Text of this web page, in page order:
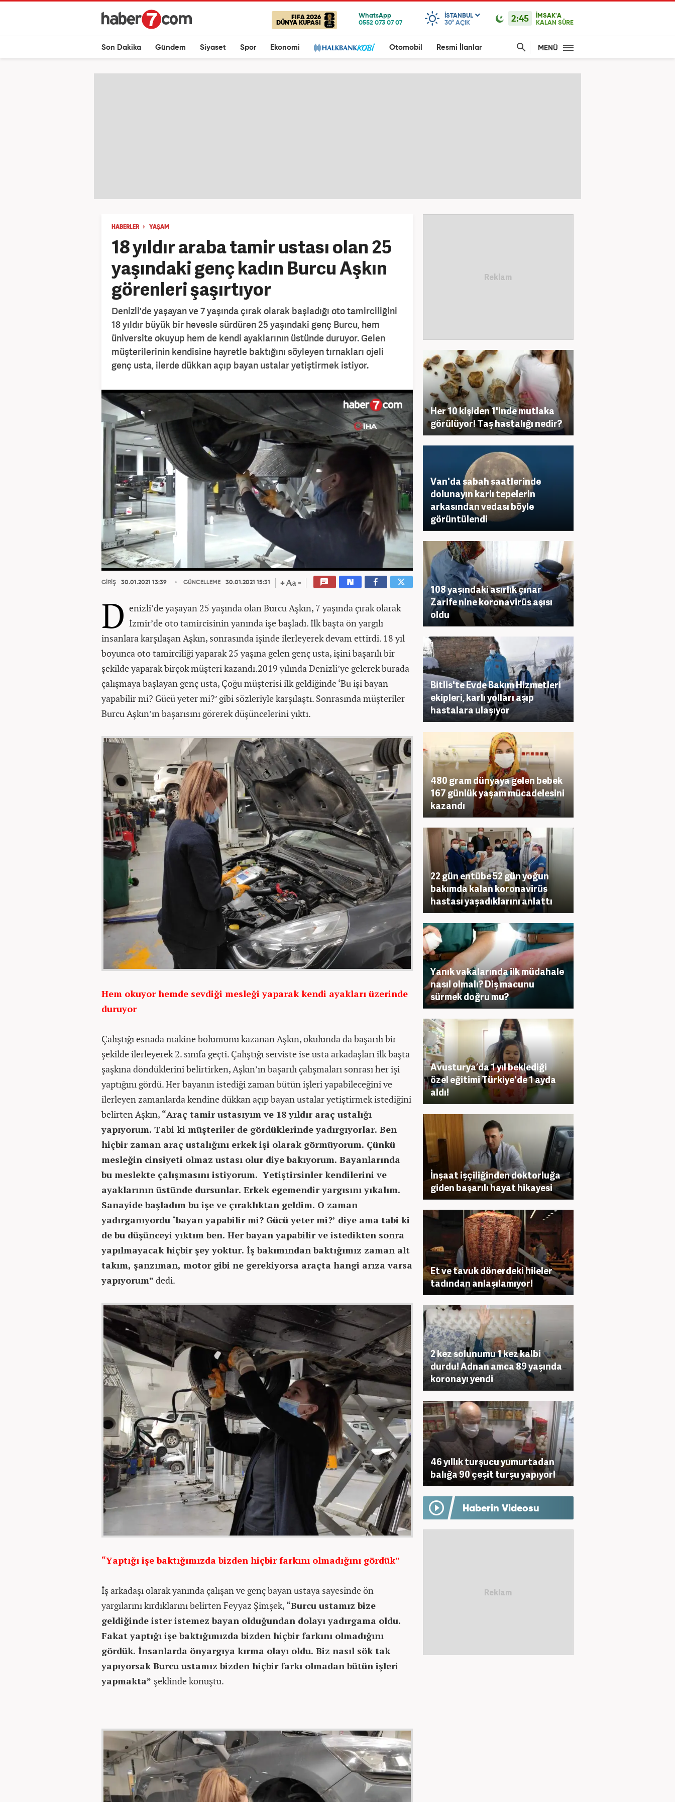
FIFA 2026
DÜNYA KUPASI
ISTANBUL
30° AÇIK 2:45
İMSAK'A
KALAN SÜRE
Son Dakika Gündem Siyaset Spor Ekonomi Otomobil Resmi İlanlar MENÜ
HABERLER YAŞAM
18 yıldır araba tamir ustası olan 25
yaşındaki genç kadın Burcu Aşkın
görenleri şaşırtıyor
Denizli'de yaşayan ve 7 yaşında çırak olarak başladığı oto tamirciliğini
18 yıldır büyük bir hevesle sürdüren 25 yaşındaki genç Burcu, hem
üniversite okuyup hem de kendi ayaklarının üstünde duruyor. Gelen
müşterilerinin kendisine hayretle baktığını söyleyen tırnakları ojeli
genç usta, ilerde dükkan açıp bayan ustalar yetiştirmek istiyor.
GİRİŞ 30.01.2021 13:39 GÜNCELLEME 30.01.2021 15:31
D enizli’de yaşayan 25 yaşında olan Burcu Aşkın, 7 yaşında çırak olarak
İzmir’de oto tamircisinin yanında işe başladı. İlk başta ön yargılı
insanlara karşılaşan Aşkın, sonrasında işinde ilerleyerek devam ettirdi. 18 yıl
boyunca oto tamirciliği yaparak 25 yaşına gelen genç usta, işini başarılı bir
şekilde yaparak birçok müşteri kazandı.2019 yılında Denizli’ye gelerek burada
çalışmaya başlayan genç usta, Çoğu müşterisi ilk geldiğinde ‘Bu işi bayan
yapabilir mi? Gücü yeter mi?’ gibi sözleriyle karşılaştı. Sonrasında müşteriler
Burcu Aşkın’ın başarısını görerek düşüncelerini yıktı.
Hem okuyor hemde sevdiği mesleği yaparak kendi ayakları üzerinde
duruyor
Çalıştığı esnada makine bölümünü kazanan Aşkın, okulunda da başarılı bir
şekilde ilerleyerek 2. sınıfa geçti. Çalıştığı serviste ise usta arkadaşları ilk başta
şaşkına döndüklerini belirtirken, Aşkın’ın başarılı çalışmaları sonrası her işi
yaptığını gördü. Her bayanın istediği zaman bütün işleri yapabileceğini ve
ilerleyen zamanlarda kendine dükkan açıp bayan ustalar yetiştirmek istediğini
belirten Aşkın, “Araç tamir ustasıyım ve 18 yıldır araç ustalığı
yapıyorum. Tabi ki müşteriler de gördüklerinde yadırgıyorlar. Ben
hiçbir zaman araç ustalığını erkek işi olarak görmüyorum. Çünkü
mesleğin cinsiyeti olmaz ustası olur diye bakıyorum. Bayanlarında
bu meslekte çalışmasını istiyorum. Yetiştirsinler kendilerini ve
ayaklarının üstünde dursunlar. Erkek egemendir yargısını yıkalım.
Sanayide başladım bu işe ve çıraklıktan geldim. O zaman
yadırganıyordu ‘bayan yapabilir mi? Gücü yeter mi?’ diye ama tabi ki
de bu düşünceyi yıktım ben. Her bayan yapabilir ve istedikten sonra
yapılmayacak hiçbir şey yoktur. İş bakımından baktığımız zaman alt
takım, şanzıman, motor gibi ne gerekiyorsa araçta hangi arıza varsa
yapıyorum” dedi.
“Yaptığı işe baktığımızda bizden hiçbir farkını olmadığını gördük''
İş arkadaşı olarak yanında çalışan ve genç bayan ustaya sayesinde ön
yargılarını kırdıklarını belirten Feyyaz Şimşek, “Burcu ustamız bize
geldiğinde ister istemez bayan olduğundan dolayı yadırgama oldu.
Fakat yaptığı işe baktığımızda bizden hiçbir farkını olmadığını
gördük. İnsanlarda önyargıya kırma olayı oldu. Biz nasıl sök tak
yapıyorsak Burcu ustamız bizden hiçbir farkı olmadan bütün işleri
yapmakta” şeklinde konuştu.
Her 10 kişiden 1'inde mutlaka
görülüyor! Taş hastalığı nedir?
Van'da sabah saatlerinde
dolunayın karlı tepelerin
arkasından vedası böyle
görüntülendi
108 yaşındaki asırlık çınar
Zarife nine koronavirüs aşısı
oldu
Bitlis'te Evde Bakım Hizmetleri
ekipleri, karlı yolları aşıp
hastalara ulaşıyor
480 gram dünyaya gelen bebek
167 günlük yaşam mücadelesini
kazandı
22 gün entübe 52 gün yoğun
bakımda kalan koronavirüs
hastası yaşadıklarını anlattı
Yanık vakalarında ilk müdahale
nasıl olmalı? Diş macunu
sürmek doğru mu?
Avusturya’da 1 yıl beklediği
özel eğitimi Türkiye'de 1 ayda
aldı!
İnşaat işçiliğinden doktorluğa
giden başarılı hayat hikayesi
Et ve tavuk dönerdeki hileler
tadından anlaşılamıyor!
2 kez solunumu 1 kez kalbi
durdu! Adnan amca 89 yaşında
koronayı yendi
46 yıllık turşucu yumurtadan
balığa 90 çeşit turşu yapıyor!
Haberin Videosu